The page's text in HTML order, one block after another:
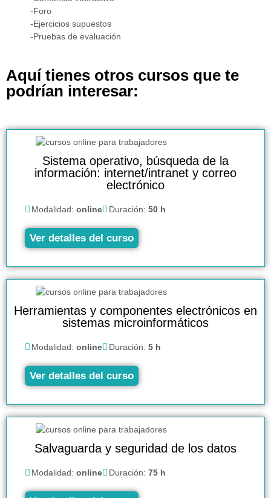
-Foro
-Ejercicios supuestos
-Pruebas de evaluación
Aquí tienes otros cursos que te
podrían interesar:
Sistema operativo, búsqueda de la
información: internet/intranet y correo
electrónico
Modalidad: online Duración: 50 h
Ver detalles del curso
Herramientas y componentes electrónicos en
sistemas microinformáticos
Modalidad: online Duración: 5 h
Ver detalles del curso
Salvaguarda y seguridad de los datos
Modalidad: online Duración: 75 h